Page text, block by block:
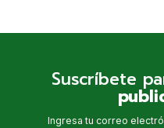
Suscríbete
Ingresa tu correo